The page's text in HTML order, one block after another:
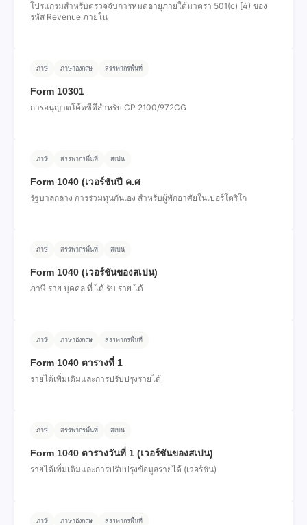
โปรแกรมสําหรับตรวจจับการหมดอายุภายใต้มาตรา 501(c) [4) ของ
รหัส Revenue ภายใน
ภาษี ภาษาอังกฤษ สรรพากรพื้นที่
Form 10301
การอนุญาตโค้ดซีดีสําหรับ CP 2100/972CG
ภาษี สรรพากรพื้นที่ สเปน
Form 1040 (เวอร์ชันปี ค.ศ
รัฐบาลกลาง การร่วมทุนกันเอง สําหรับผู้พักอาศัยในเปอร์โตริโก
ภาษี สรรพากรพื้นที่ สเปน
Form 1040 (เวอร์ชันของสเปน)
ภาษี ราย บุคคล ที่ ได้ รับ ราย ได้
ภาษี ภาษาอังกฤษ สรรพากรพื้นที่
Form 1040 ตารางที่ 1
รายได้เพิ่มเติมและการปรับปรุงรายได้
ภาษี สรรพากรพื้นที่ สเปน
Form 1040 ตารางวันที่ 1 (เวอร์ชันของสเปน)
รายได้เพิ่มเติมและการปรับปรุงข้อมูลรายได้ (เวอร์ชัน)
ภาษี ภาษาอังกฤษ สรรพากรพื้นที่